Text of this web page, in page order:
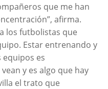
que me han
afirma.
los futbolistas que
Estar entrenando y
es
y es algo que hay
el trato que